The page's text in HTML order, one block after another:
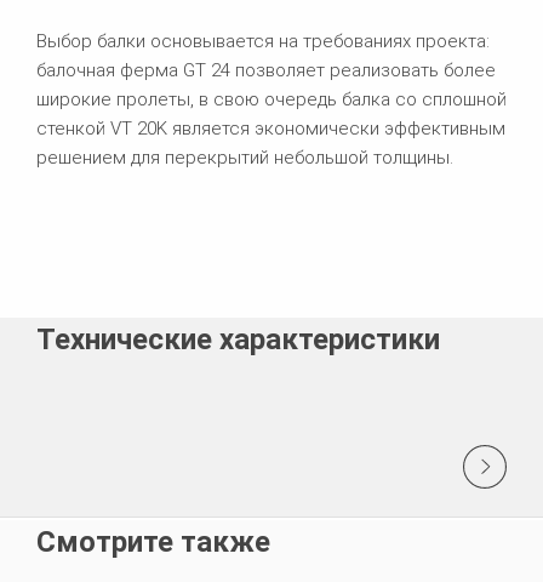
Выбор балки основывается на требованиях проекта:
балочная ферма GT 24 позволяет реализовать более
широкие пролеты, в свою очередь балка со сплошной
стенкой VT 20K является экономически эффективным
решением для перекрытий небольшой толщины.
Технические характеристики
Смотрите также